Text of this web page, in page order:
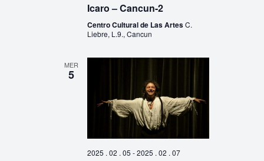
Icaro – Cancun-2
Centro Cultural de Las ArtesC.
Liebre, L.9., Cancun
MER
5
2025 . 02 . 05 -2025 . 02 . 07